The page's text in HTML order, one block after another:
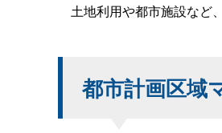
土地利用や都市施設など
都市計画区域